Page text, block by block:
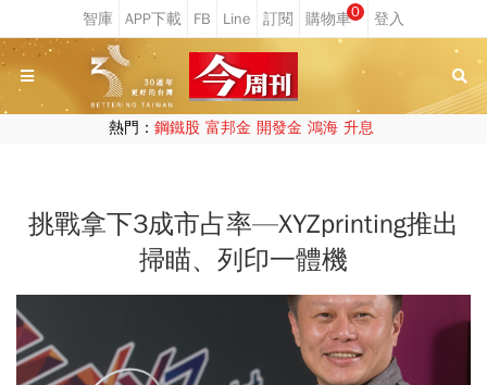
0
熱門： 鋼鐵股 富邦金 開發金 鴻海 升息
挑戰拿下3成市占率—XYZprinting推出
掃瞄、列印一體機